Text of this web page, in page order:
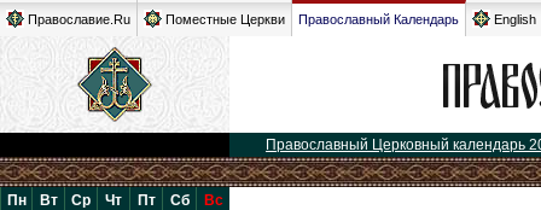
Православие.Ru Поместные Церкви Православный Календарь English
Православный Церковный календарь
Пн Вт Ср Чт Пт Сб
Вс